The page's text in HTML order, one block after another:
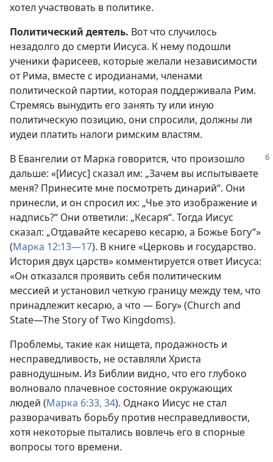
хотел участвовать в политике.
Политический деятель. Вот что случилось
незадолго до смерти Иисуса. К нему подошли
ученики фарисеев, которые желали независимости
от Рима, вместе с иродианами, членами
политической партии, которая поддерживала Рим.
Стремясь вынудить его занять ту или иную
политическую позицию, они спросили, должны ли
иудеи платить налоги римским властям.
В Евангелии от Марка говорится, что произошло
дальше: «[Иисус] сказал им: „Зачем вы испытываете
меня? Принесите мне посмотреть динарий“. Они
принесли, и он спросил их: „Чье это изображение и
надпись?“ Они ответили: „Кесаря“. Тогда Иисус
сказал: „Отдавайте кесарево кесарю, а Божье Богу“»
(Марка 12:13—17). В книге «Церковь и государство.
История двух царств» комментируется ответ Иисуса:
«Он отказался проявить себя политическим
мессией и установил четкую границу между тем, что
принадлежит кесарю, а что — Богу» (Church and
State—The Story of Two Kingdoms).
Проблемы, такие как нищета, продажность и
несправедливость, не оставляли Христа
равнодушным. Из Библии видно, что его глубоко
волновало плачевное состояние окружающих
людей (Марка 6:33, 34). Однако Иисус не стал
разворачивать борьбу против несправедливости,
хотя некоторые пытались вовлечь его в спорные
вопросы того времени.